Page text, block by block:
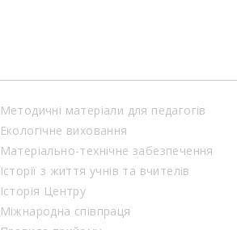
Методичні матеріали для педагогів
Екологічне виховання
Матеріально-технічне забезпечення
Історії з життя учнів та вчителів
Історія Центру
Міжнародна співпраця